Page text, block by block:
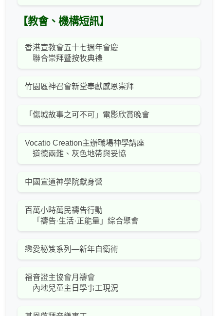
【教會、機構短訊】
香港宣教會五十七週年會慶
聯合崇拜暨按牧典禮
竹園區神召會新堂奉獻感恩崇拜
「傷城故事之可不可」電影欣賞晚會
Vocatio Creation主辦職場神學講座
道德兩難、灰色地帶與妥協
中國宣道神學院獻身營
百萬小時萬民禱告行動
「禱告·生活·正能量」綜合聚會
戀愛秘笈系列—新年自衛術
福音證主協會月禱會
內地兒童主日學事工現況